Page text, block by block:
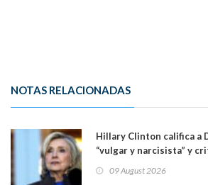
NOTAS RELACIONADAS
Hillary Clinton califica a
“vulgar y narcisista” y
casa. Y la está
09 August 2026